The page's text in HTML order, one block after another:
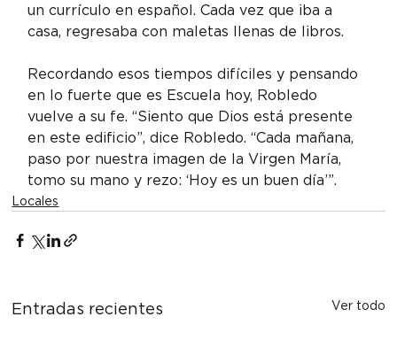
un currículo en español. Cada vez que iba a
casa, regresaba con maletas llenas de libros.
Recordando esos tiempos difíciles y pensando
en lo fuerte que es Escuela hoy, Robledo
vuelve a su fe. “Siento que Dios está presente
en este edificio”, dice Robledo. “Cada mañana,
paso por nuestra imagen de la Virgen María,
tomo su mano y rezo: ‘Hoy es un buen día’”.
Locales
Entradas recientes Ver todo